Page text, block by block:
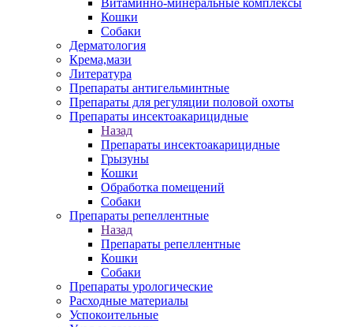
Витаминно-минеральные комплексы
Кошки
Собаки
Дерматология
Крема,мази
Литература
Препараты антигельминтные
Препараты для регуляции половой охоты
Препараты инсектоакарицидные
Назад
Препараты инсектоакарицидные
Грызуны
Кошки
Обработка помещений
Собаки
Препараты репеллентные
Назад
Препараты репеллентные
Кошки
Собаки
Препараты урологические
Расходные материалы
Успокоительные